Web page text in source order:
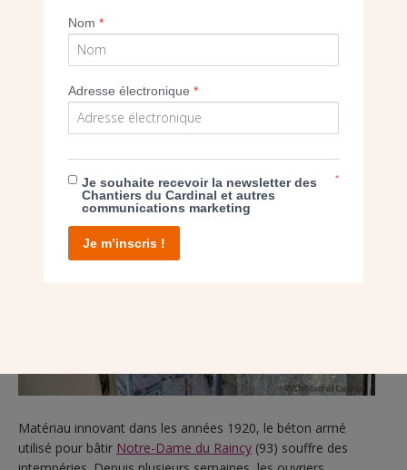
DÉCOUVRIR LE BÉTON ARMÉ DU CLOCHER
Matériau innovant dans les années 1920, le béton armé
utilisé pour bâtir Notre-Dame du Raincy (93) souffre des
Nom*
Adresse électronique*
Je souhaite recevoir la newsletter des
Chantiers du Cardinal et autres
communications marketing
*
Je m’inscris !